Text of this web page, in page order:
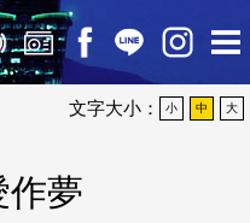
文字大小： 小 中 大
作夢